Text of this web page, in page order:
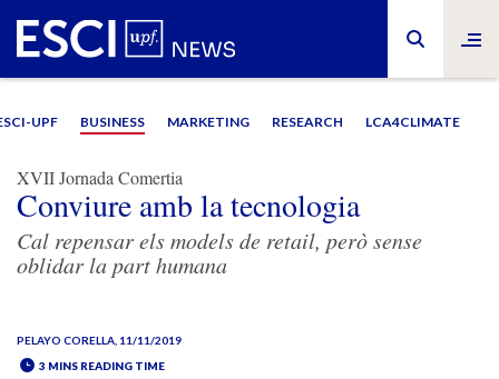
UPF BUSINESS MARKETING RESEARCH LCA4CLIMATE
XVII Jornada Comertia
Conviure amb la tecnologia
Cal repensar els models de retail, però sense
oblidar la part humana
PELAYO CORELLA , 11/11/2019
3 MINS READING TIME